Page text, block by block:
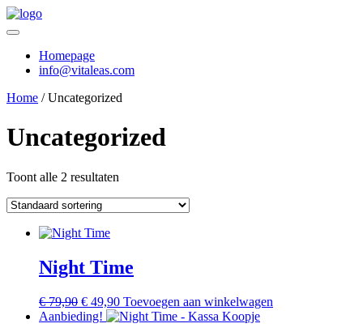
Homepage
info@vitaleas.com
Home / Uncategorized
Uncategorized
Toont alle 2 resultaten
Night Time
€79,90 € 49,90 Toevoegen aan winkelwagen
Aanbieding!